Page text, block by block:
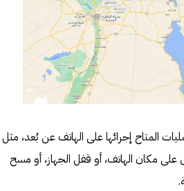
المتاح إجرائها على الهاتف عن بُعد، مثل
على مكان الهاتف، أو قفل الجهاز، أو مسح